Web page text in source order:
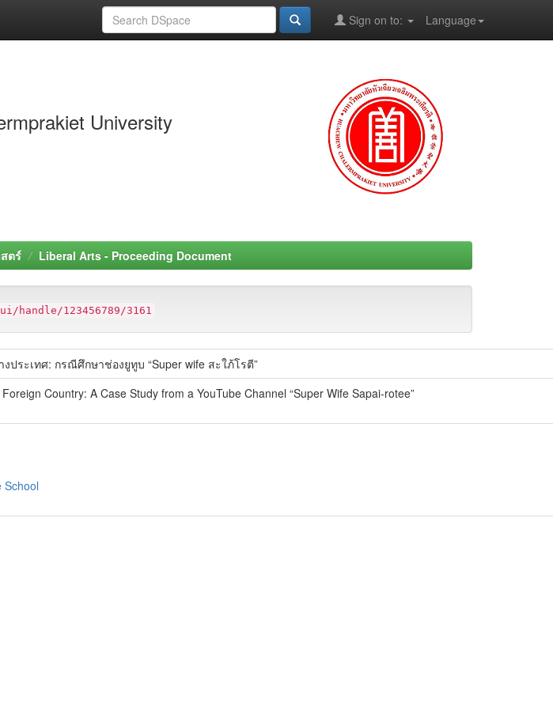
Language
Sign on to:
University
ตร์ Liberal Arts - Proceeding Document
123456789/3161
ระเทศ: กรณีศึกษาช่องยูทูบ “Super wife สะใภ้โรตี”
Country: A Case Study from a YouTube Channel “Super Wife Sapai-rotee”
School